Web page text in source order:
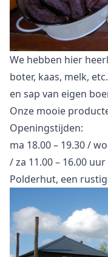
We hebben hier
boter, kaas, melk,
en sap van eigen
Onze mooie
Openingstijden:
ma 18.00 – 19.30 /
/ za 11.00 – 16.00 uur
Polderhut, een